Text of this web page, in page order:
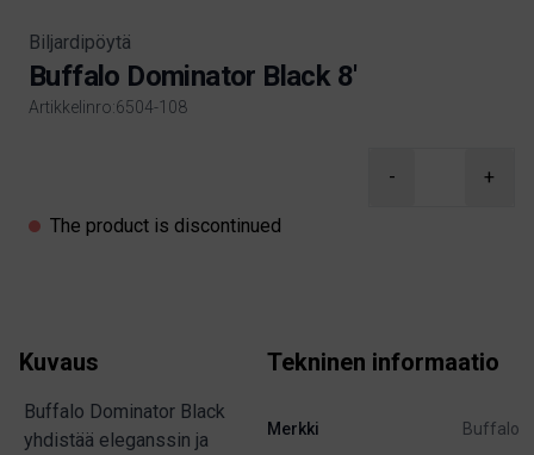
Biljardipöytä
Buffalo Dominator Black 8'
Artikkelinro:6504-108
- +
The product is discontinued
Kuvaus
Buffalo Dominator Black
yhdistää eleganssin ja
Tekninen informaatio
Merkki Buffalo